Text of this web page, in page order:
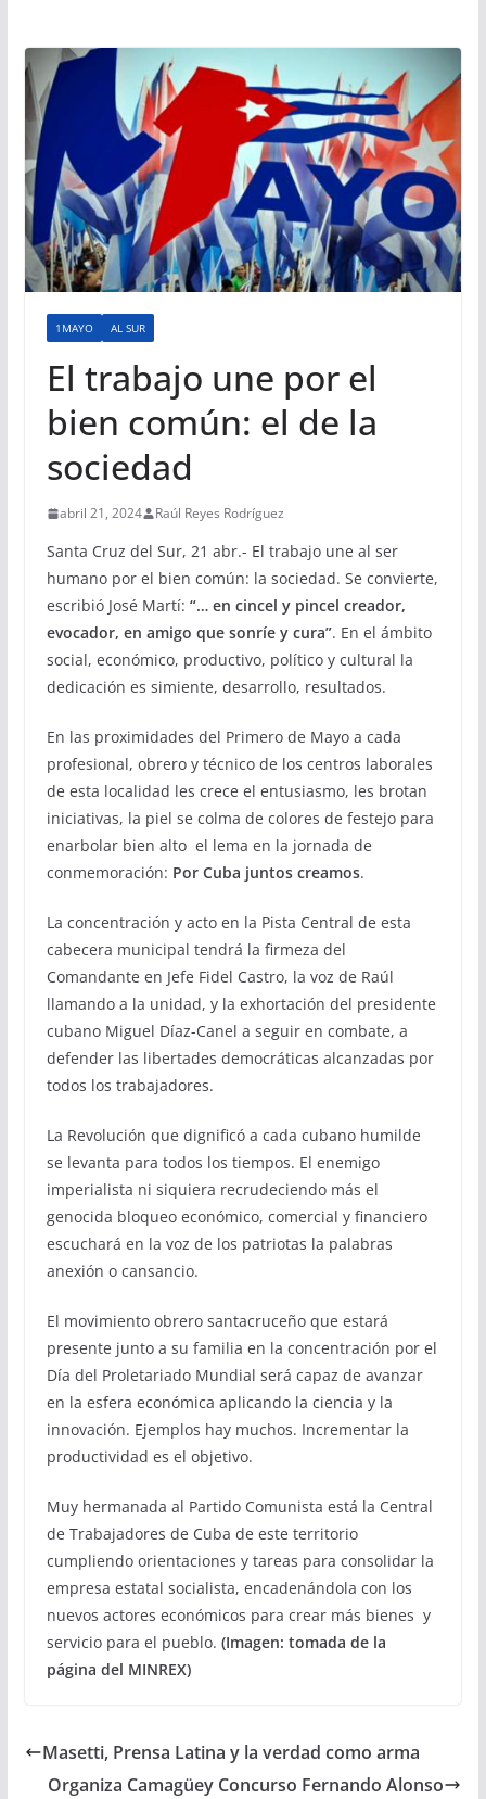
1MAYO AL SUR
El trabajo une por el
bien común: el de la
sociedad
abril 21, 2024 Raúl Reyes Rodríguez
Santa Cruz del Sur, 21 abr.- El trabajo une al ser
humano por el bien común: la sociedad. Se convierte,
escribió José Martí: “… en cincel y pincel creador,
evocador, en amigo que sonríe y cura”. En el ámbito
social, económico, productivo, político y cultural la
dedicación es simiente, desarrollo, resultados.
En las proximidades del Primero de Mayo a cada
profesional, obrero y técnico de los centros laborales
de esta localidad les crece el entusiasmo, les brotan
iniciativas, la piel se colma de colores de festejo para
enarbolar bien alto el lema en la jornada de
conmemoración: Por Cuba juntos creamos.
La concentración y acto en la Pista Central de esta
cabecera municipal tendrá la firmeza del
Comandante en Jefe Fidel Castro, la voz de Raúl
llamando a la unidad, y la exhortación del presidente
cubano Miguel Díaz-Canel a seguir en combate, a
defender las libertades democráticas alcanzadas por
todos los trabajadores.
La Revolución que dignificó a cada cubano humilde
se levanta para todos los tiempos. El enemigo
imperialista ni siquiera recrudeciendo más el
genocida bloqueo económico, comercial y financiero
escuchará en la voz de los patriotas la palabras
anexión o cansancio.
El movimiento obrero santacruceño que estará
presente junto a su familia en la concentración por el
Día del Proletariado Mundial será capaz de avanzar
en la esfera económica aplicando la ciencia y la
innovación. Ejemplos hay muchos. Incrementar la
productividad es el objetivo.
Muy hermanada al Partido Comunista está la Central
de Trabajadores de Cuba de este territorio
cumpliendo orientaciones y tareas para consolidar la
empresa estatal socialista, encadenándola con los
nuevos actores económicos para crear más bienes y
servicio para el pueblo. (Imagen: tomada de la
página del MINREX)
Masetti, Prensa Latina y la verdad como arma
Organiza Camagüey Concurso Fernando Alonso